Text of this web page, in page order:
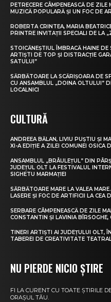
PETRECERE CÂMPENEASCĂ DE
MUZICĂ POPULARĂ ȘI UN FOC DE
ROBERTA CRINTEA, MARIA
PRINTRE INVITAȚII SPECIALI DE LA
STOICĂNEȘTIUL ÎMBRACĂ HAINE
ARTIȘTI DE TOP ȘI DISTRACȚIE
SATULUI”
SĂRBĂTOARE LA SCĂRIȘOARA DE
CU ANSAMBLUL „DOINA OLTULUI”
LOCALNICI
CULTURĂ
ANDREEA BĂLAN, LIVIU PUȘTIU ȘI
XI-A EDIȚIE A ZILEI COMUNEI OSICA
ANSAMBLUL „BRÂULEȚUL” DIN
JUDEȚUL OLT LA FESTIVALUL
SIGHETU MARMAȚIEI
SĂRBĂTOARE MARE LA VALEA
LASERE ȘI FOC DE ARTIFICII LA CEA
SERBARE CÂMPENEASCĂ DE ZILE
CONSTANTIN ȘI LAVINIA BÎRSOGHE,
TINERI ARTIȘTI AI JUDEȚULUI OLT,
TABEREI DE CREATIVITATE
NU PIERDE NICIO ȘTIRE
FI LA CURENT CU TOATE ȘTIRILE
ORAȘUL TĂU.